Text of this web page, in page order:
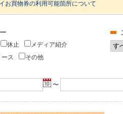
お買物券の利用可能箇所について
休止
メディア紹介
ース
その他
〜